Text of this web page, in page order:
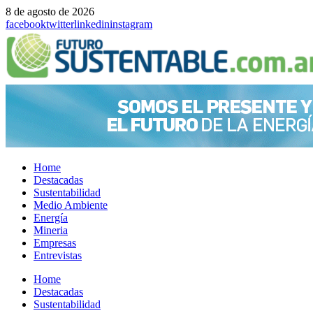
8 de agosto de 2026
facebooktwitterlinkedininstagram
Home
Destacadas
Sustentabilidad
Medio Ambiente
Energía
Mineria
Empresas
Entrevistas
Menu
Home
Destacadas
Sustentabilidad